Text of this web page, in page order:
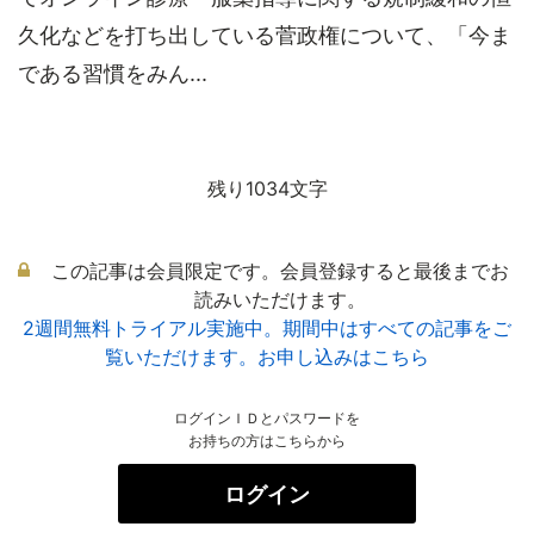
久化などを打ち出している菅政権について、「今ま
である習慣をみん...
残り1034文字
この記事は会員限定です。会員登録すると最後までお
読みいただけます。
2週間無料トライアル実施中。期間中はすべての記事をご
覧いただけます。お申し込みはこちら
ログインＩＤとパスワードを
お持ちの方はこちらから
ログイン